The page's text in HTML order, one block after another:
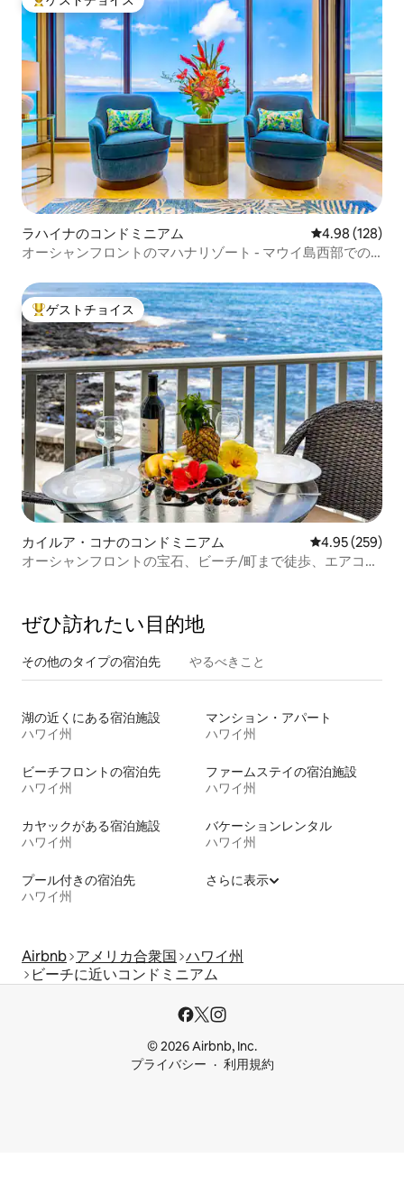
大好評のゲストチョイスです。
ラハイナのコンドミニアム レビュー128
4.98 (128)
オーシャンフロントのマハナリゾート - マウイ島西部での
大好評のゲストチョイスです。
ゲストチョイス
カイルア・コナのコンドミニアム レビュー259
4.95 (259)
オーシャンフロントの宝石、ビーチ/町まで徒歩、エアコ
ぜひ訪⁠れ⁠た⁠い目⁠的⁠地
その他のタ⁠イ⁠プ⁠の宿⁠泊⁠先 やるべきこと
湖の近くにある宿泊施設
ハワイ州
マンション・アパート
ハワイ州
ビーチフロントの宿泊先
ハワイ州
ファームステイの宿泊施設
ハワイ州
カヤックがある宿泊施設
ハワイ州
バケーションレンタル
ハワイ州
プール付きの宿泊先
ハワイ州
さらに表示
Airbnb アメリカ合衆国 ハワイ州
ビーチに近いコンドミニアム
© 2026 Airbnb, Inc.
プライバシー
利用規約